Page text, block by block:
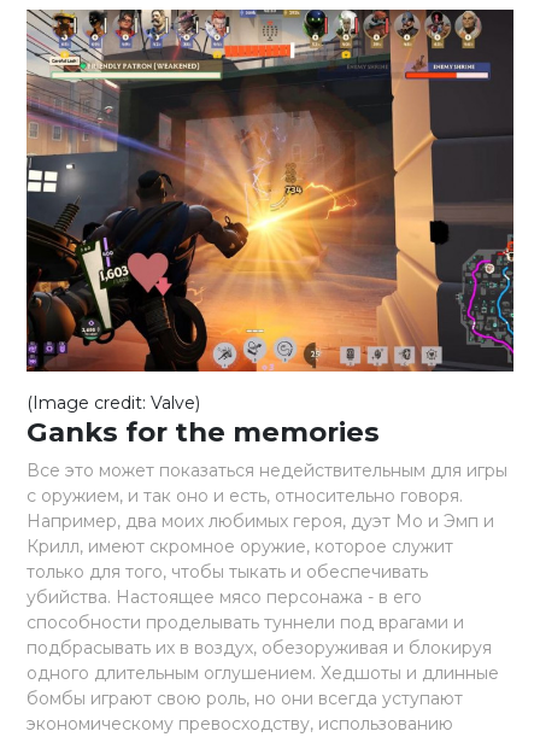
(Image credit: Valve)
Ganks for the memories
Все это может показаться недействительным для игры
с оружием, и так оно и есть, относительно говоря.
Например, два моих любимых героя, дуэт Мо и Эмп и
Крилл, имеют скромное оружие, которое служит
только для того, чтобы тыкать и обеспечивать
убийства. Настоящее мясо персонажа - в его
способности проделывать туннели под врагами и
подбрасывать их в воздух, обезоруживая и блокируя
одного длительным оглушением. Хедшоты и длинные
бомбы играют свою роль, но они всегда уступают
экономическому превосходству, использованию